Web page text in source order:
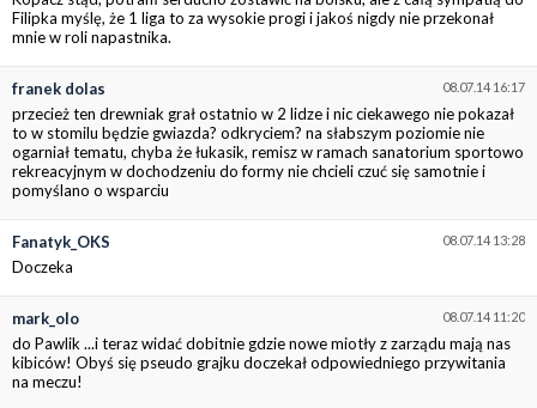
Filipka myślę, że 1 liga to za wysokie progi i jakoś nigdy nie przekonał
mnie w roli napastnika.
08.07.14 16:17
franek dolas
przecież ten drewniak grał ostatnio w 2 lidze i nic ciekawego nie pokazał
to w stomilu będzie gwiazda? odkryciem? na słabszym poziomie nie
ogarniał tematu, chyba że łukasik, remisz w ramach sanatorium sportowo
rekreacyjnym w dochodzeniu do formy nie chcieli czuć się samotnie i
pomyślano o wsparciu
08.07.14 13:28
Fanatyk_OKS
Doczeka
08.07.14 11:20
mark_olo
do Pawlik ...i teraz widać dobitnie gdzie nowe miotły z zarządu mają nas
kibiców! Obyś się pseudo grajku doczekał odpowiedniego przywitania
na meczu!